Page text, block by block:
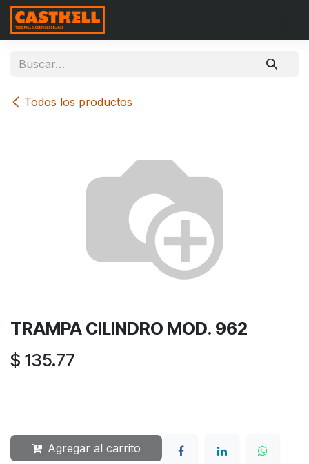
Ir al contenido
Todos los productos
TRAMPA CILINDRO MOD. 962
$ 135.77
Agregar al carrito